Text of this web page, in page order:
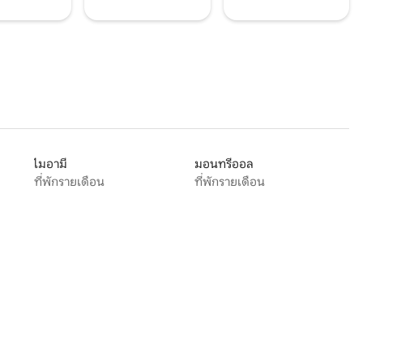
ไมอามี
ที่พักรายเดือน
มอนทรีออล
ที่พักรายเดือน